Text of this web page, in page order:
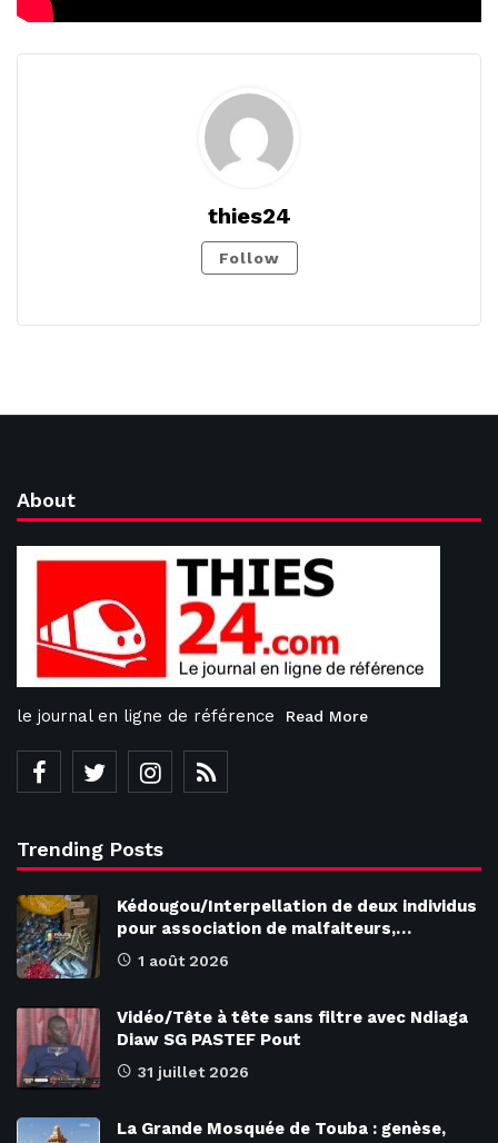
thies24
Follow
About
le journal en ligne de référence Read More
Trending Posts
Kédougou/Interpellation de deux individus
pour association de malfaiteurs,…
1 août 2026
Vidéo/Tête à tête sans filtre avec Ndiaga
Diaw SG PASTEF Pout
31 juillet 2026
La Grande Mosquée de Touba : genèse,